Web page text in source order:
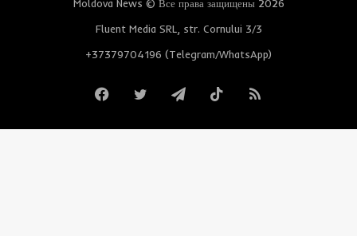
Moldova News © Все права защищены 2026
Fluent Media SRL, str. Cornului 3/3
+37379704196 (Telegram/WhatsApp)
FacebookTwitterTelegramTikTokRSS